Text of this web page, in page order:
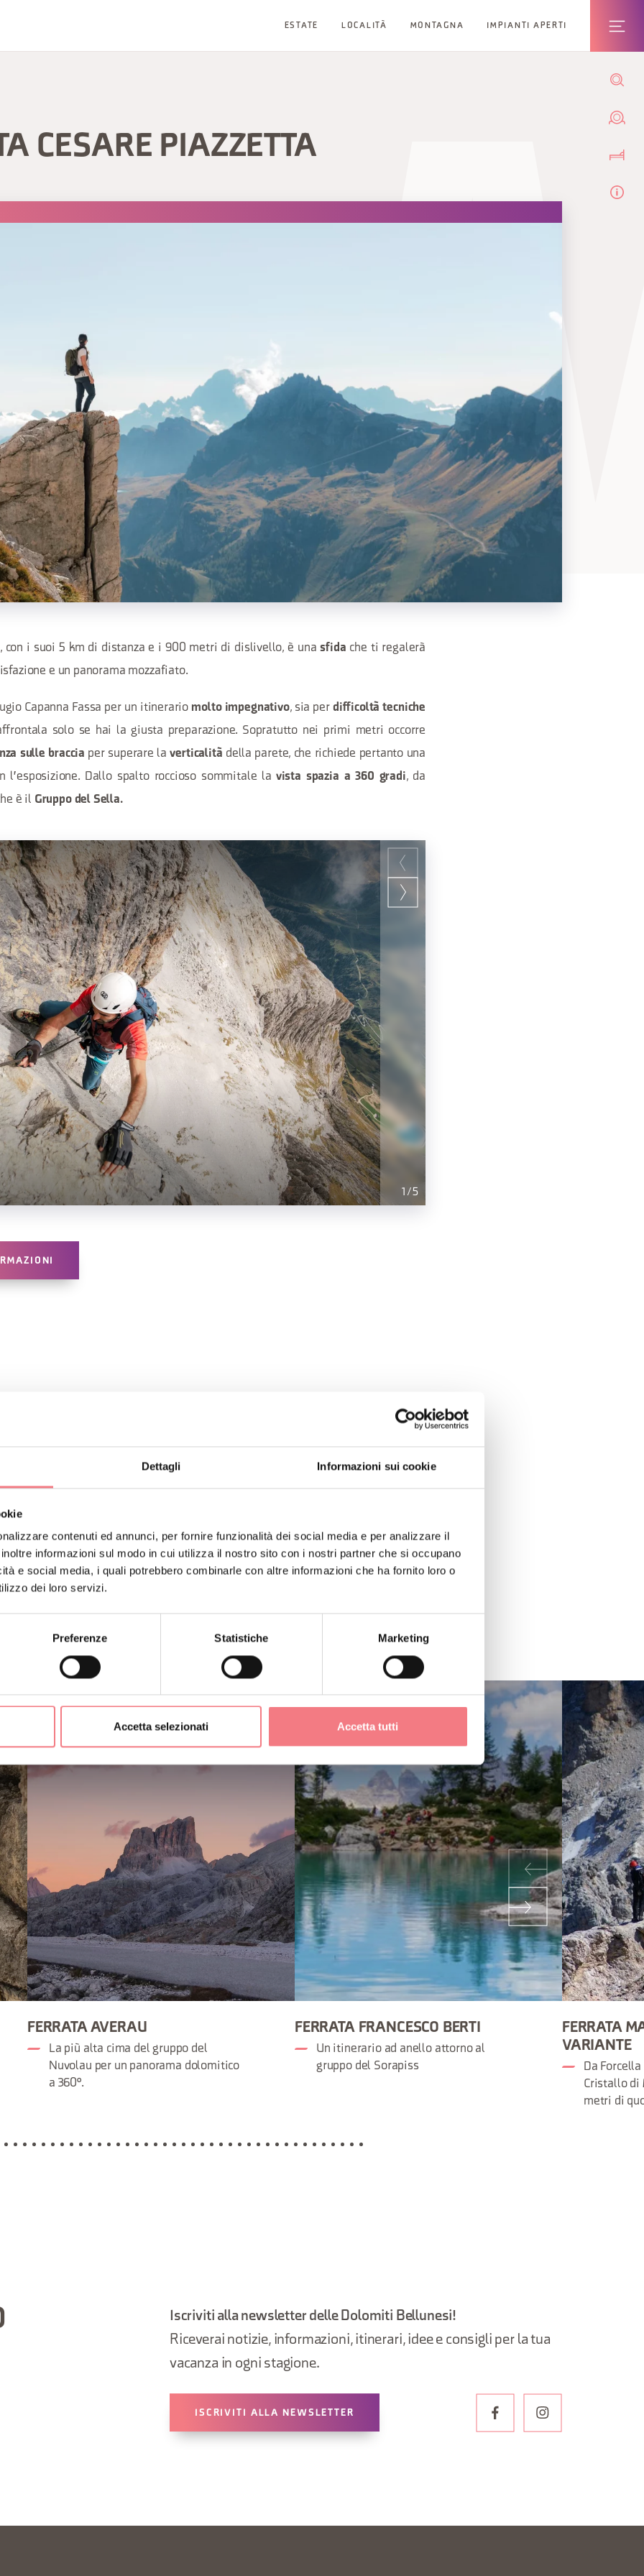
Dettagli Informazioni sui cookie
contenuti ed annunci, per fornire funzionalità dei social media e per analizzare il
informazioni sul modo in cui utilizza il nostro sito con i nostri partner che si occupano
e social media, i quali potrebbero combinarle con altre informazioni che ha fornito loro o
dei loro servizi.
Preferenze Statistiche Marketing
Accetta selezionati Accetta tutti
ESTATE LOCALITÀ MONTAGNA IMPIANTI APERTI
CESARE PIAZZETTA
con i suoi 5 km di distanza e i 900 metri di dislivello, è unasfida che ti regalerà
e un panorama mozzafiato.
Capanna Fassa per un itinerario molto impegnativo, sia per difficoltà tecniche
solo se hai la giusta preparazione. Sopratutto nei primi metri occorre
sulle braccia per superare laverticalità della parete, che richiede pertanto una
l'esposizione. Dallo spalto roccioso sommitale la vista spazia a 360 gradi, da
è il Gruppo del Sella.
1 /5
ANCHE
FERRATA AVERAU
La più alta cima del gruppo del
Nuvolau per un panorama dolomitico
a 360°.
FERRATA FRANCESCO BERTI
Un itinerario ad anello attorno al
gruppo del Sorapiss
FERRATA
VARIANTE
Da
Cristallo di
metri di
Iscriviti alla newsletter delle Dolomiti Bellunesi!
Riceverai notizie, informazioni, itinerari, idee e consigli per la tua
vacanza in ogni stagione.
ISCRIVITI ALLA NEWSLETTER